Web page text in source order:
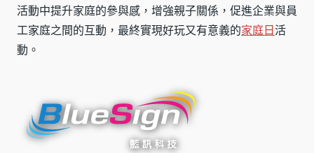
活動中提升家庭的參與感，增強親子關係，促進企業與員
工家庭之間的互動，最終實現好玩又有意義的家庭日活
動。